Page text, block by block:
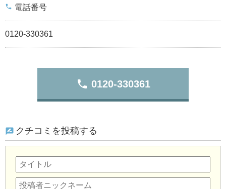
phone 電話番号
0120-330361
phone 0120-330361
クチコミを投稿する